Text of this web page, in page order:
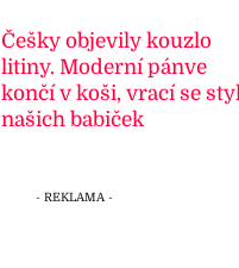
Češky objevily kouzlo
litiny. Moderní pánve
končí v koši, vrací se styl
našich babiček